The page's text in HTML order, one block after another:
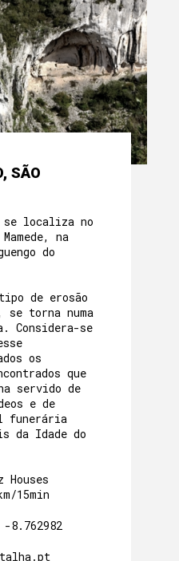
SÃO
se localiza no
na
do
de erosão
se torna numa
Considera-se
os
que
servido de
e de
funerária
da Idade do
15min
8.762982